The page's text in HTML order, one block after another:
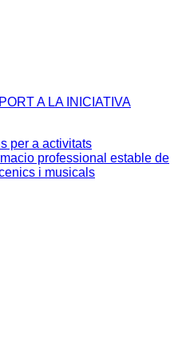
A LA INICIATIVA
per a activitats
professional estable de
i musicals